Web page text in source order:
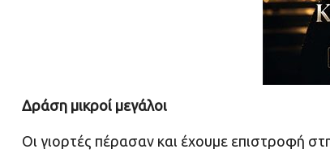
Δράση μικροί μεγάλοι
Οι γιορτές πέρασαν και έχουμε επιστροφή